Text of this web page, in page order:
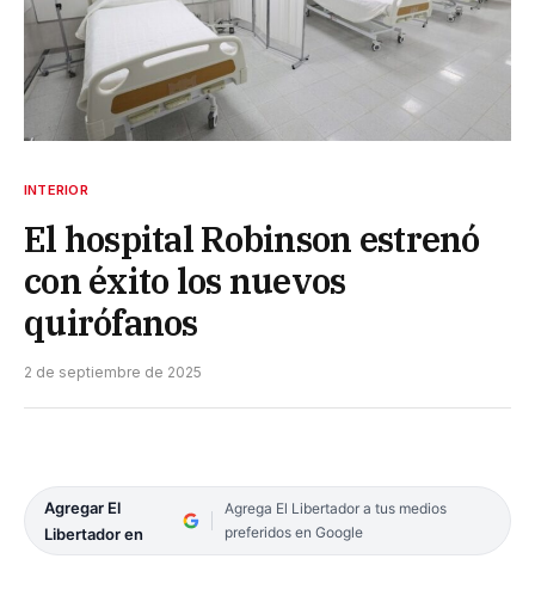
INTERIOR
El hospital Robinson estrenó
con éxito los nuevos
quirófanos
2 de septiembre de 2025
Agregar El
Libertador en
Agrega El Libertador a tus medios
preferidos en Google